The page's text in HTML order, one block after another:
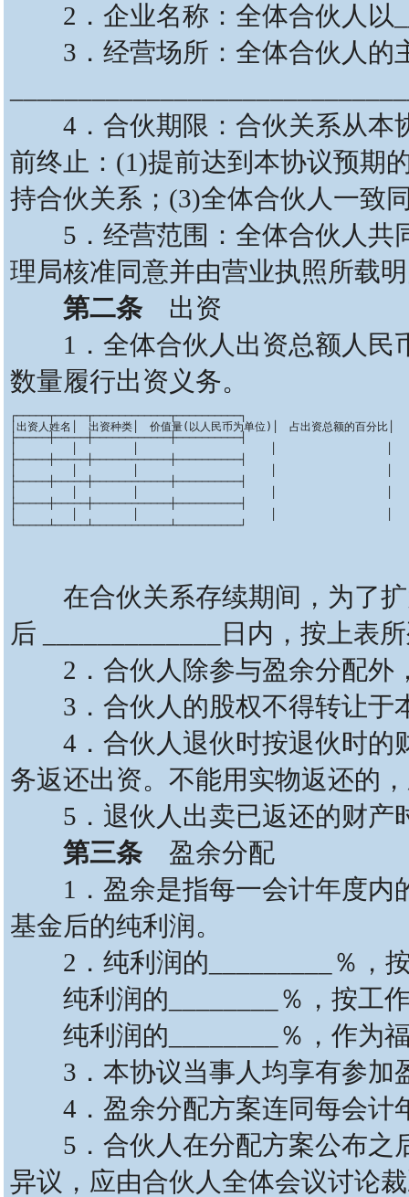
2．企业名称：全体合伙人以
3．经营场所：全体合伙人的
4．合伙期限：合伙关系从本协
前终止：(1)提前达到本协议预期
持合伙关系；(3)全体合伙人一致
5．经营范围：全体合伙人共同
理局核准同意并由营业执照所载
第二条 出资
1．全体合伙人出资总额人民币
数量履行出资义务。
┌─────┬─────┬────────────┬──────────┐
│出资人姓名│　出资种类│　价值量(以人民币为单位)│　占出资总额的百分比│
├─────┼─────┼────────────┼──────────┤
├─────┼─────┼────────────┼──────────┤
├─────┼─────┼────────────┼──────────┤
├─────┼─────┼────────────┼──────────┤
在合伙关系存续期间，为了扩
后 _____________日内，按上表
2．合伙人除参与盈余分配外
3．合伙人的股权不得转让于
4．合伙人退伙时按退伙时的
务返还出资。不能用实物返还的
5．退伙人出卖已返还的财产
第三条 盈余分配
1．盈余是指每一会计年度内的
基金后的纯利润。
2．纯利润的_________％，
纯利润的________％，按工作
纯利润的________％，作为
3．本协议当事人均享有参加
4．盈余分配方案连同每会计
5．合伙人在分配方案公布之
异议，应由合伙人全体会议讨论